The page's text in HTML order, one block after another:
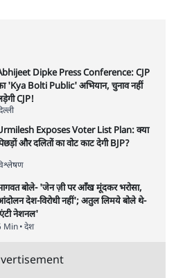
घोषणा प्रधान